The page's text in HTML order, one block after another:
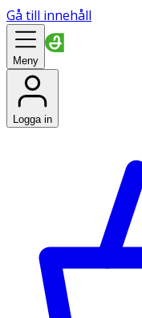
Gå till innehåll
Meny
Logga in